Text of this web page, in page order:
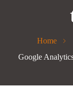
Home
Google